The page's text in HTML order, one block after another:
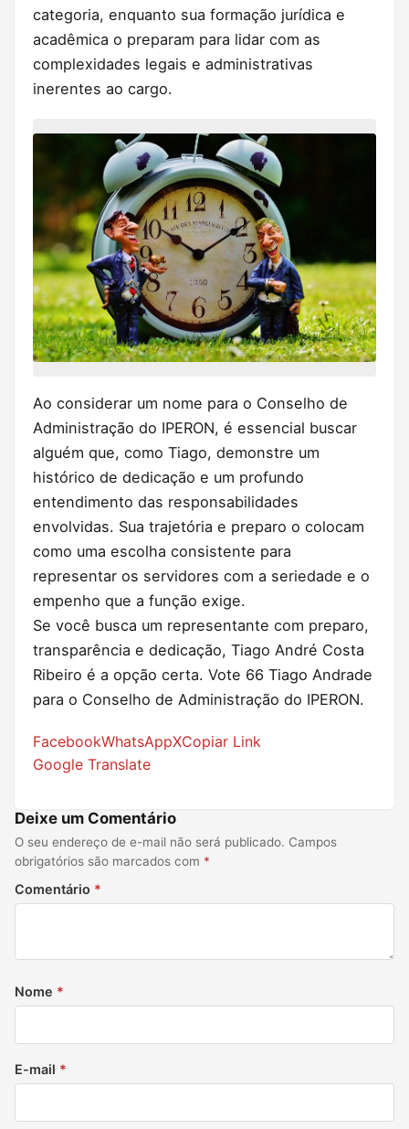
categoria, enquanto sua formação jurídica e
acadêmica o preparam para lidar com as
complexidades legais e administrativas
inerentes ao cargo.
Ao considerar um nome para o Conselho de
Administração do IPERON, é essencial buscar
alguém que, como Tiago, demonstre um
histórico de dedicação e um profundo
entendimento das responsabilidades
envolvidas. Sua trajetória e preparo o colocam
como uma escolha consistente para
representar os servidores com a seriedade e o
empenho que a função exige.
Se você busca um representante com preparo,
transparência e dedicação, Tiago André Costa
Ribeiro é a opção certa. Vote 66 Tiago Andrade
para o Conselho de Administração do IPERON.
FacebookWhatsAppXCopiar Link
Google Translate
Deixe um Comentário
O seu endereço de e-mail não será publicado. Campos
obrigatórios são marcados com *
Comentário *
Nome *
E-mail *